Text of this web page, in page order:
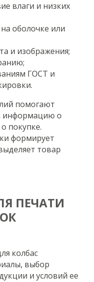
влаги и низких
оболочке или
и изображения;
ГОСТ и
помогают
информацию о
покупке.
формирует
товар
ПЕЧАТИ
колбас
выбор
и условий ее